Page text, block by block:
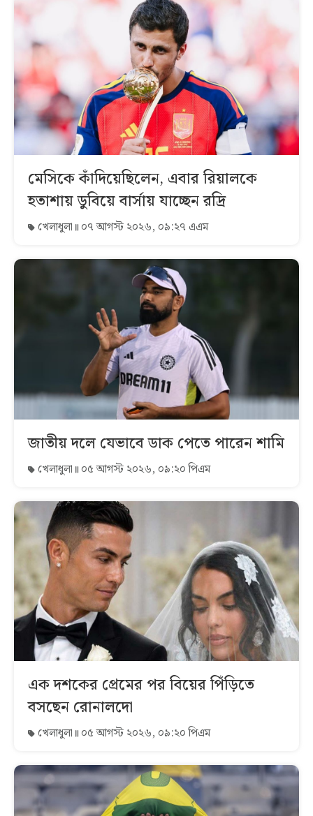
মেসিকে কাঁদিয়েছিলেন, এবার রিয়ালকে
হতাশায় ডুবিয়ে বার্সায় যাচ্ছেন রদ্রি
খেলাধুলা ০৭ আগস্ট ২০২৬, ০৯:২৭ এএম
জাতীয় দলে যেভাবে ডাক পেতে পারেন শামি
খেলাধুলা ০৫ আগস্ট ২০২৬, ০৯:২০ পিএম
এক দশকের প্রেমের পর বিয়ের পিঁড়িতে
বসছেন রোনালদো
খেলাধুলা ০৫ আগস্ট ২০২৬, ০৯:২০ পিএম